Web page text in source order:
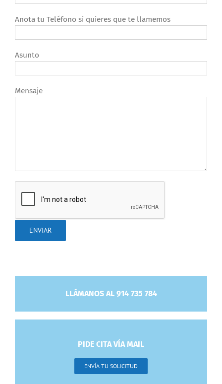
Anota tu Teléfono si quieres que te llamemos
Asunto
Mensaje
LLÁMANOS AL 914 735 784
PIDE CITA VÍA MAIL
ENVÍA TU SOLICITUD